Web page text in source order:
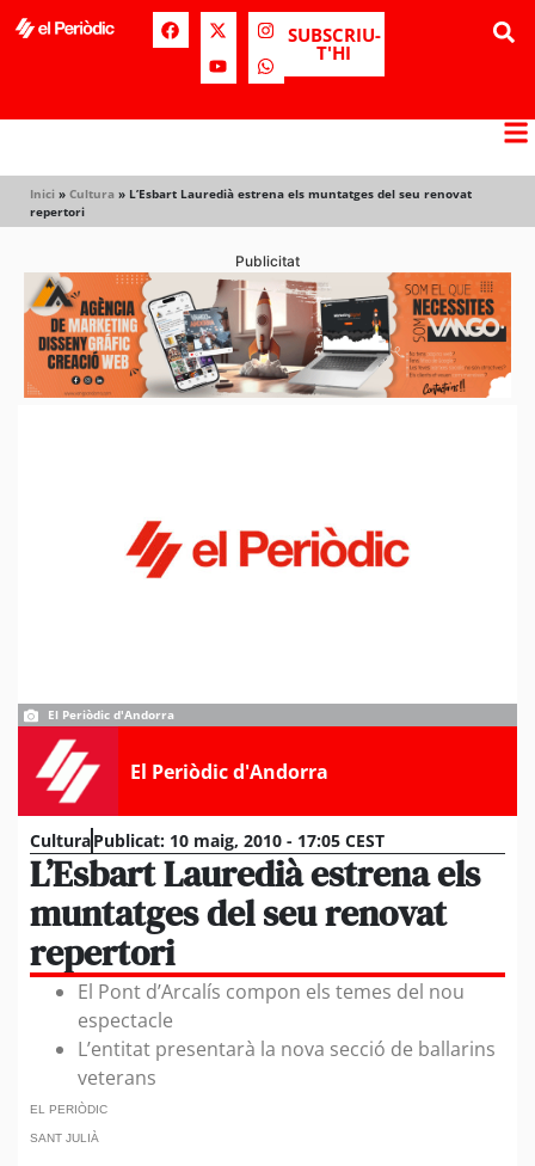
SUBSCRIU-
T'HI
Inici » Cultura » L’Esbart Lauredià estrena els muntatges del seu renovat
repertori
Publicitat
El Periòdic d'Andorra
El Periòdic d'Andorra
CulturaPublicat: 10 maig, 2010 - 17:05 CEST
L’Esbart Lauredià estrena els
muntatges del seu renovat
repertori
El Pont d’Arcalís compon els temes del nou
espectacle
L’entitat presentarà la nova secció de ballarins
veterans
EL PERIÒDIC
SANT JULIÀ